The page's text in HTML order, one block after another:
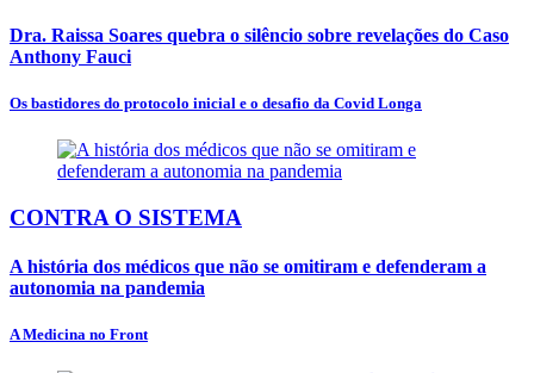
Dra. Raissa Soares quebra o silêncio sobre revelações do Caso
Anthony Fauci
Os bastidores do protocolo inicial e o desafio da Covid Longa
CONTRA O SISTEMA
A história dos médicos que não se omitiram e defenderam a
autonomia na pandemia
A Medicina no Front